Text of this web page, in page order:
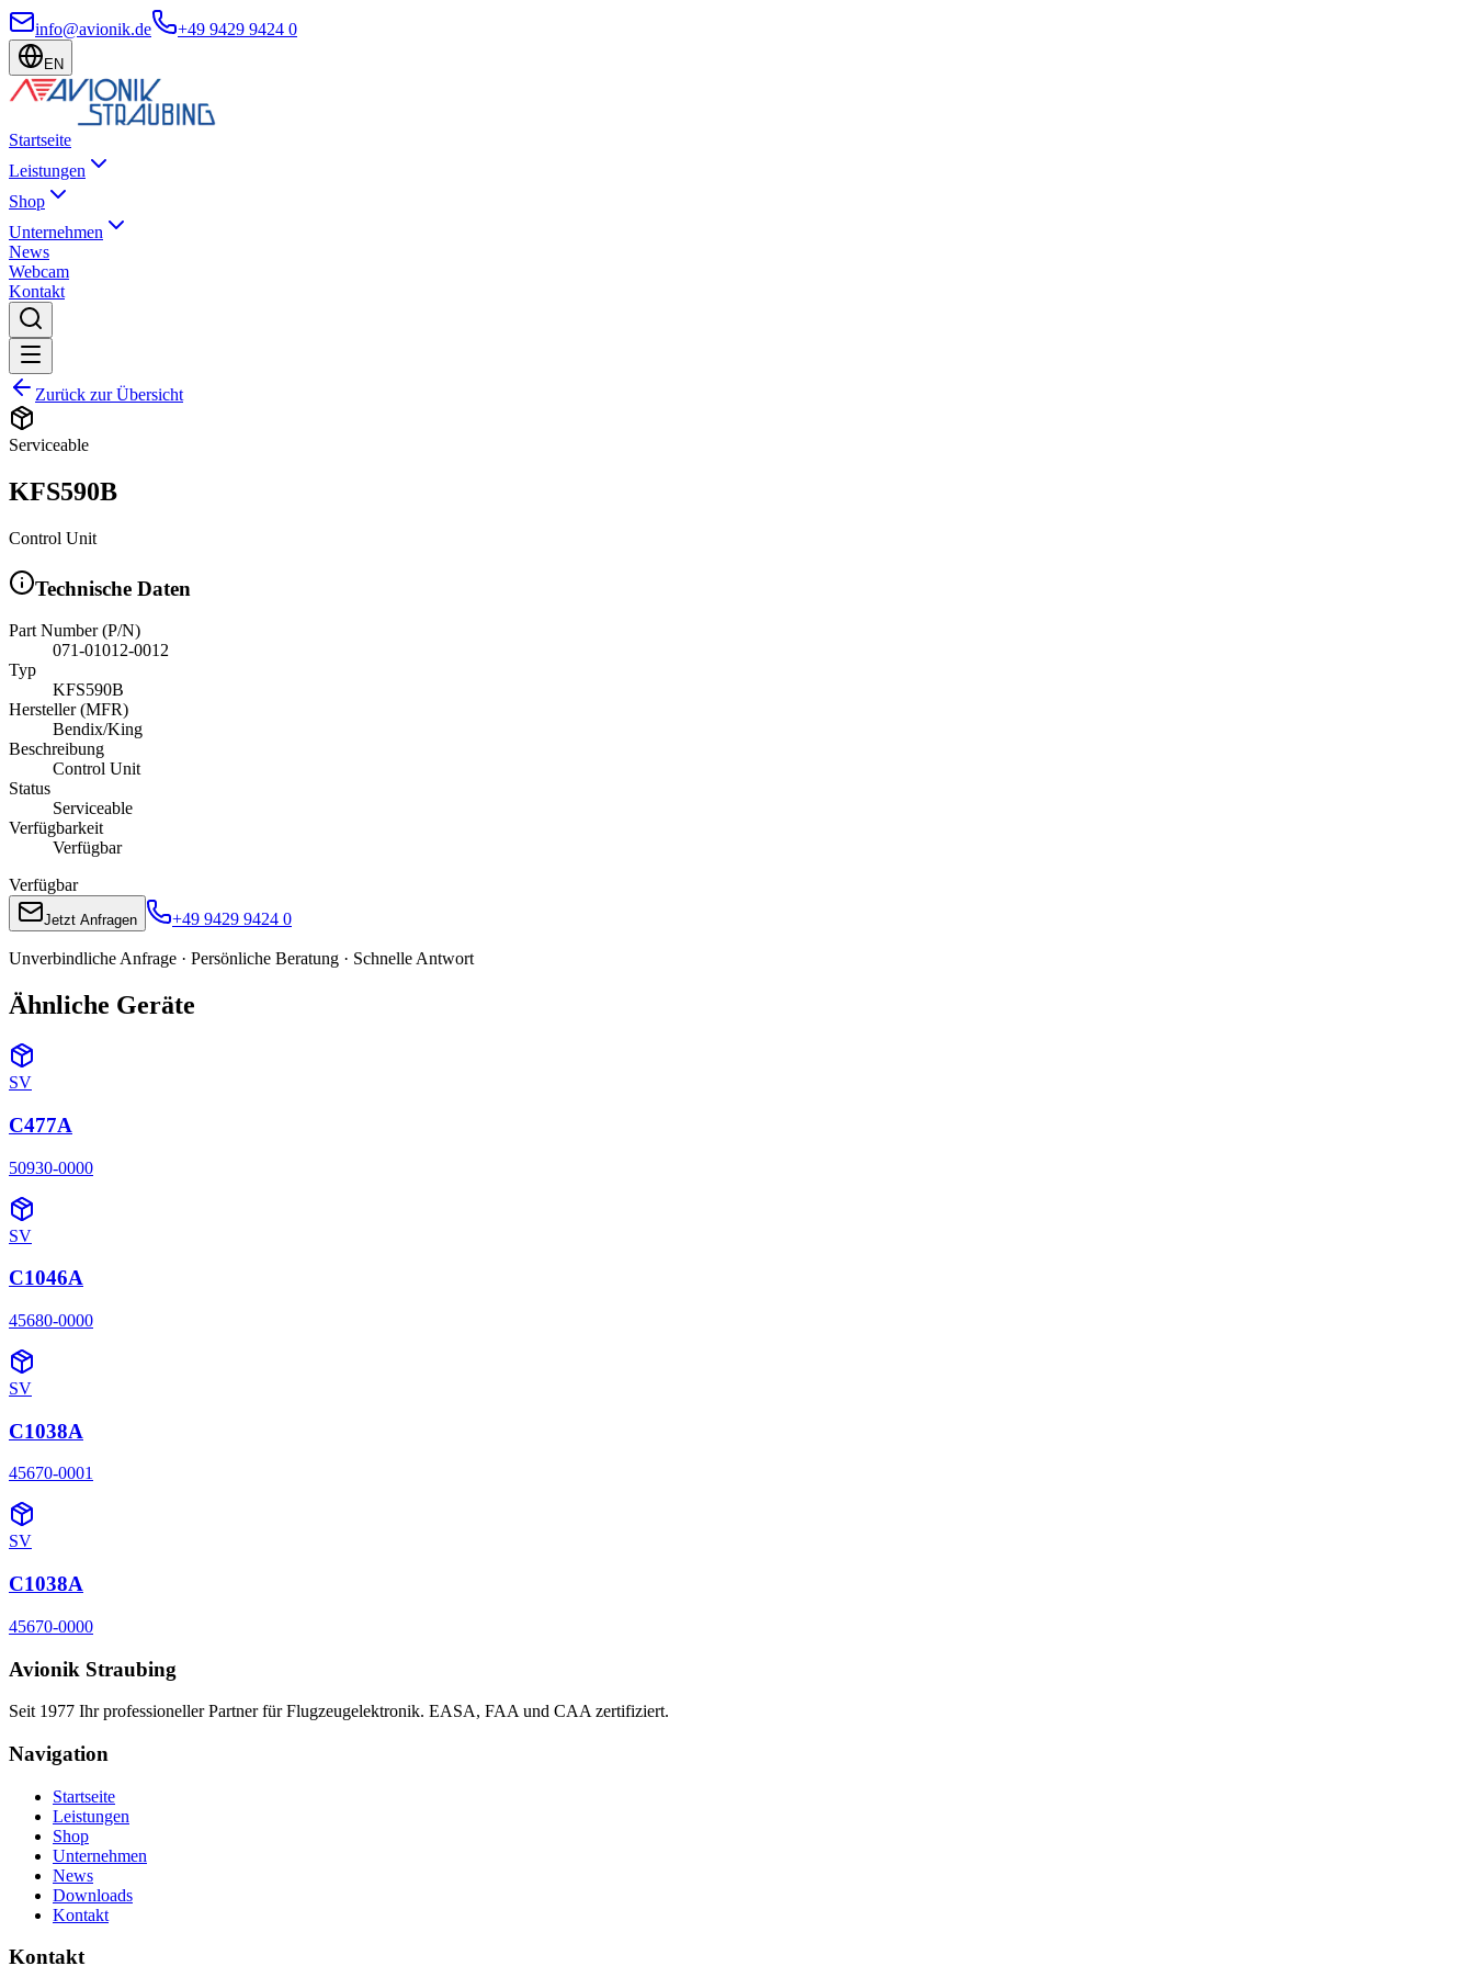
info@avionik.de +49 9429 9424 0
EN
Startseite
Leistungen
Shop
Unternehmen
News
Webcam
Kontakt
Zurück zur Übersicht
Serviceable
KFS590B
Control Unit
Technische Daten
Part Number (P/N)
071-01012-0012
Typ
KFS590B
Hersteller (MFR)
Bendix/King
Beschreibung
Control Unit
Status
Serviceable
Verfügbarkeit
Verfügbar
Verfügbar
Jetzt Anfragen +49 9429 9424 0
Unverbindliche Anfrage · Persönliche Beratung · Schnelle Antwort
Ähnliche Geräte
SV
C477A
50930-0000
SV
C1046A
45680-0000
SV
C1038A
45670-0001
SV
C1038A
45670-0000
Avionik Straubing
Seit 1977 Ihr professioneller Partner für Flugzeugelektronik. EASA, FAA und CAA zertifiziert.
Navigation
Startseite
Leistungen
Shop
Unternehmen
News
Downloads
Kontakt
Kontakt